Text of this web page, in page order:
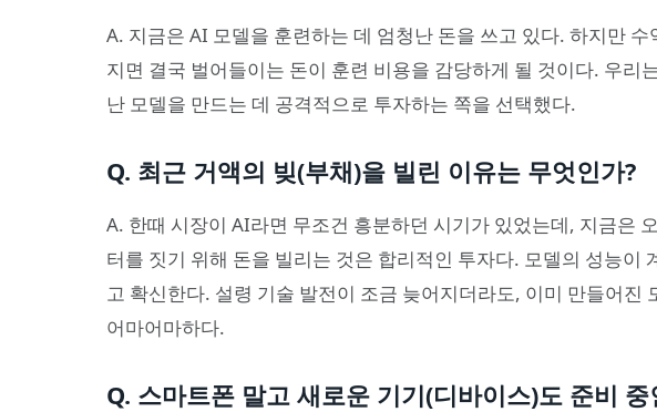
A. 지금은 AI 모델을 훈련하는 데 엄청난 돈을 쓰고 있다. 하지만
지면 결국 벌어들이는 돈이 훈련 비용을 감당하게 될 것이다. 우리
난 모델을 만드는 데 공격적으로 투자하는 쪽을 선택했다.
Q. 최근 거액의 빚(부채)을 빌린 이유는 무엇인가?
A. 한때 시장이 AI라면 무조건 흥분하던 시기가 있었는데, 지금은
터를 짓기 위해 돈을 빌리는 것은 합리적인 투자다. 모델의 성능이
고 확신한다. 설령 기술 발전이 조금 늦어지더라도, 이미 만들어진
어마어마하다.
Q. 스마트폰 말고 새로운 기기(디바이스)도 준비 중